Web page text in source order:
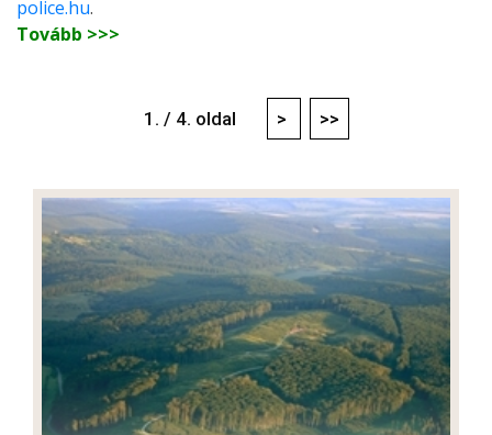
police.hu.
Tovább >>>
1. / 4. oldal > >>